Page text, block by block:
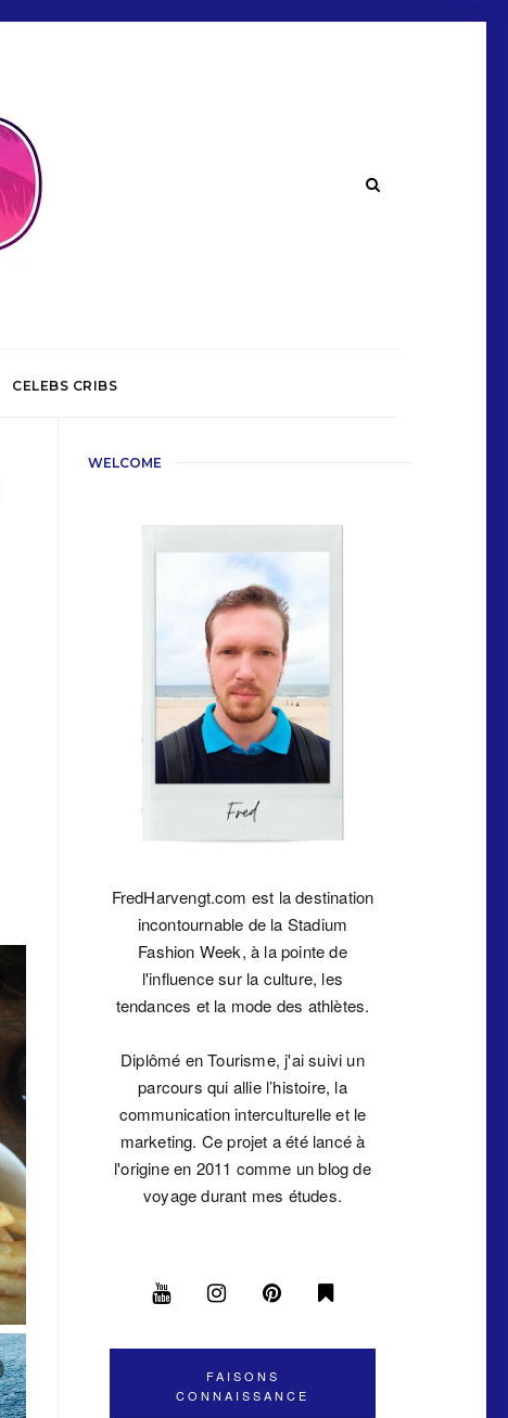
CELEBS CRIBS
WELCOME
FredHarvengt.com est la destination
incontournable de la Stadium
Fashion Week, à la pointe de
l'influence sur la culture, les
tendances et la mode des athlètes.
Diplômé en Tourisme, j'ai suivi un
parcours qui allie l’histoire, la
communication interculturelle et le
marketing. Ce projet a été lancé à
l'origine en 2011 comme un blog de
voyage durant mes études.
FAISONS
CONNAISSANCE